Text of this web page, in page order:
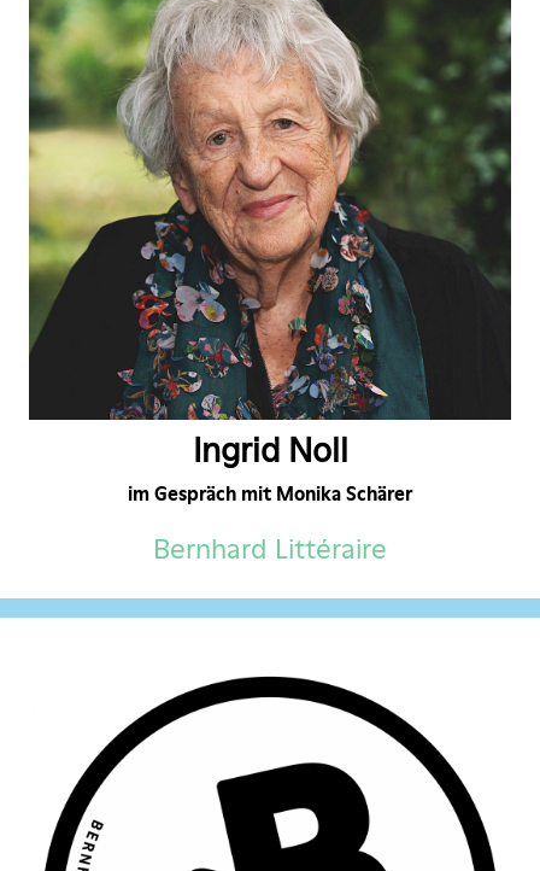
Ingrid Noll
im Gespräch mit Monika Schärer
Bernhard Littéraire